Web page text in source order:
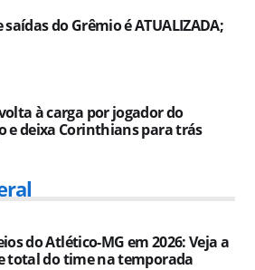
saídas do Grêmio é ATUALIZADA;
à carga por jogador do
e deixa Corinthians para trás
do Atlético-MG em 2026: Veja a
total do time na temporada